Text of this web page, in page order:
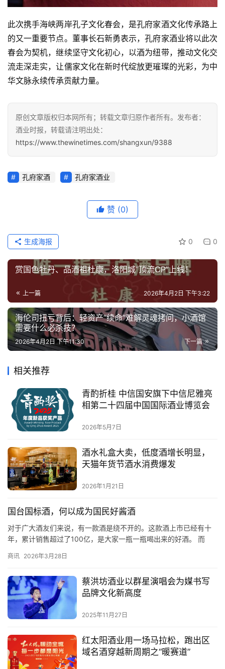
此次携手海峡两岸孔子文化春会，是孔府家酒文化传承路上
的又一重要节点。董事长石新勇表示，孔府家酒业将以此次
春会为契机，继续坚守文化初心，以酒为纽带，推动文化交
流走深走实，让儒家文化在新时代绽放更璀璨的光彩，为中
华文脉永续传承贡献力量。
原创文章版权归本网所有；转载文章归原作者所有。发布者：
酒业时报，转载请注明出处：
https://www.thewinetimes.com/shangxun/9388
孔府家酒 孔府家酒业
赞 (0)
0 0
生成海报
赏国色牡丹、品酒祖杜康，洛阳城“顶流CP”上线！
上一篇 2026年4月2日 下午3:22
海伦司扭亏背后：轻资产“续命”难解灵魂拷问，小酒馆
需要什么必杀技？
下一篇
2026年4月2日 下午11:30
相关推荐
青酌折桂 中信国安旗下中信尼雅亮
相第二十四届中国国际酒业博览会
2026年5月7日
酒水礼盒大卖，低度酒增长明显，
天猫年货节酒水消费爆发
2026年1月21日
国台国标酒，何以成为国民好酱酒
对于广大酒友们来说，有一款酒是绕不开的。这款酒上市已经有十
年，累计销售超过了100亿，是大家一瓶一瓶喝出来的好酒。 而
这，就是国台国标酒。 一、年份要真，喝着才放心 在中国年份酒的
在瓶身显著的位置上，清楚标注了酿造的年份，让消费者看得清
楚；其次…
商讯 2026年3月28日
蔡洪坊酒业以群星演唱会为媒书写
品牌文化新高度
2025年11月27日
红太阳酒业用一场马拉松，跑出区
域名酒穿越新周期之“暖赛道”